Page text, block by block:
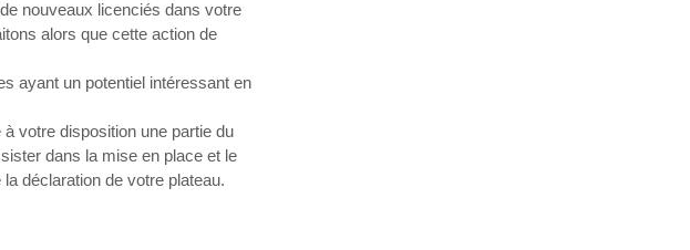
nouveaux licenciés dans votre
alors que cette action de
ayant un potentiel intéressant en
votre disposition une partie du
dans la mise en place et le
déclaration de votre plateau.